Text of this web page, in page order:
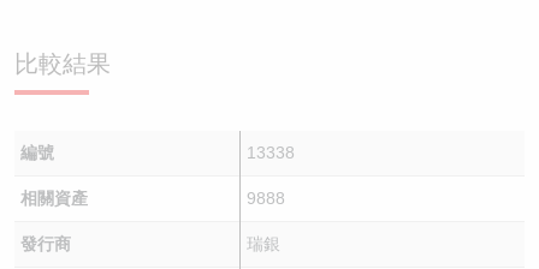
比較結果
編號 13338
相關資產 9888
發行商 瑞銀
牛熊證文件及公告
牛熊證文件及公告 (瑞信)
ADR
收市競價變化